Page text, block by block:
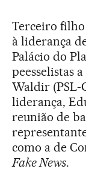
Terceiro
à liderança
Palácio do
peesselistas
Waldir (PSL-
liderança,
reunião de
como a de
Fake News.